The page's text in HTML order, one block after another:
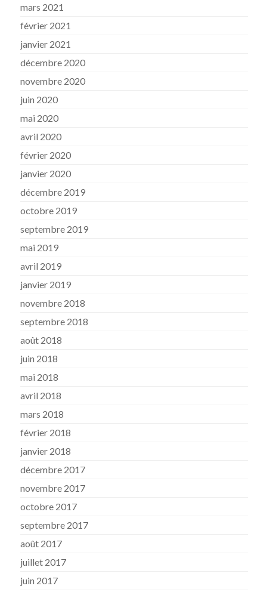
mars 2021
février 2021
janvier 2021
décembre 2020
novembre 2020
juin 2020
mai 2020
avril 2020
février 2020
janvier 2020
décembre 2019
octobre 2019
septembre 2019
mai 2019
avril 2019
janvier 2019
novembre 2018
septembre 2018
août 2018
juin 2018
mai 2018
avril 2018
mars 2018
février 2018
janvier 2018
décembre 2017
novembre 2017
octobre 2017
septembre 2017
août 2017
juillet 2017
juin 2017